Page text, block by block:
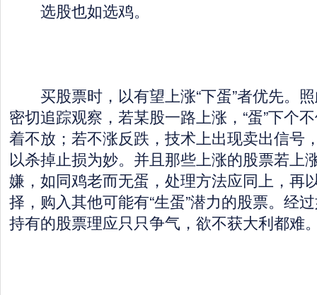
选股也如选鸡。
买股票时，以有望上涨“下蛋”者优先。照
密切追踪观察，若某股一路上涨，“蛋”下个
着不放；若不涨反跌，技术上出现卖出信号
以杀掉止损为妙。并且那些上涨的股票若上
嫌，如同鸡老而无蛋，处理方法应同上，再
择，购入其他可能有“生蛋”潜力的股票。经
持有的股票理应只只争气，欲不获大利都难